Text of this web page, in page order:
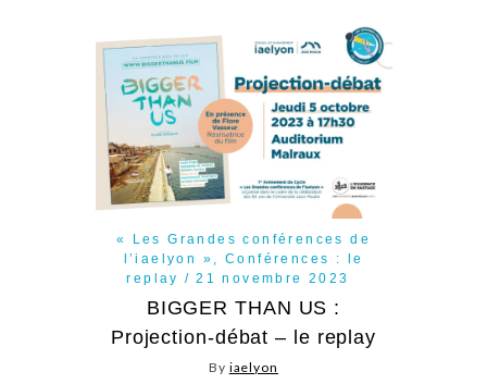
« Les Grandes conférences de
l’iaelyon » , Conférences : le
replay
21 novembre 2023
BIGGER THAN US :
Projection-débat – le replay
By iaelyon